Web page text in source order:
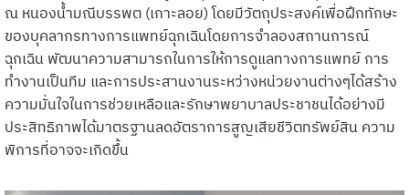
ณ หนองน้ำมณีบรรพต (เกาะลอย) โดยมีวัตถุประสงค์เพื่อฝึกทักษะ
ของบุคลากรทางการแพทย์ฉุกเฉินโดยการจำลองสถานการณ์
ฉุกเฉิน พัฒนาความสามารถในการให้การดูแลทางการแพทย์ การ
ทำงานเป็นทีม และการประสานงานระหว่างหน่วยงานต่างๆได้สร้าง
ความมั่นใจในการช่วยเหลือและรักษาพยาบาลประชาชนได้อย่างมี
ประสิทธิภาพได้มาตรฐานลดอัตราการสูญเสียชีวิตทรัพย์สิน ความ
พิการที่อาจจะเกิดขึ้น